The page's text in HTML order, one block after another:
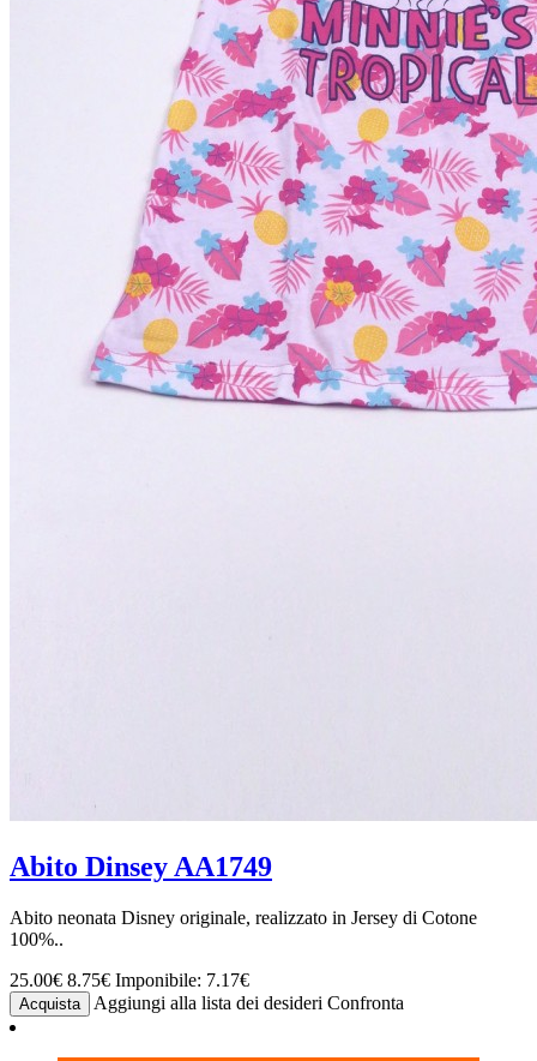
Abito Dinsey AA1749
Abito neonata Disney originale, realizzato in Jersey di Cotone
100%..
25.00€ 8.75€ Imponibile: 7.17€
Acquista Aggiungi alla lista dei desideri Confronta